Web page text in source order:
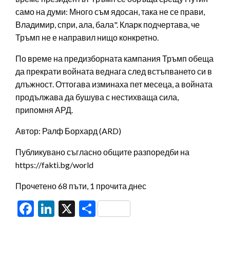
само на думи: Много съм ядосан, така не се прави,
Владимир, спри, ала, бала". Кларк подчертава, че
Тръмп не е направил нищо конкретно.
По време на предизборната кампания Тръмп обеща
да прекрати войната веднага след встъпването си в
длъжност. Оттогава изминаха пет месеца, а войната
продължава да бушува с нестихваща сила,
припомня АРД.
Автор: Ралф Борхард (ARD)
Публикувано съгласно общите разпоредби на
https://fakti.bg/world
Прочетено 68 пъти, 1 прочита днес
Facebook
LinkedIn
X Share